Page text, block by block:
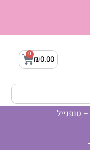
₪0.00
0
עגלת
קניות
טופנייל